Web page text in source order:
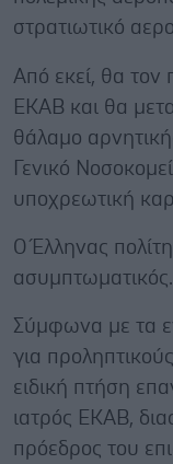
στρατιωτικό
Από εκεί, θα
ΕΚΑΒ και θα
θάλαμο
Γενικό
υποχρεωτική
Ο Έλληνας
ασυμπτωματικός.
Σύμφωνα με τα
για
ειδική πτήση
ιατρός ΕΚΑΒ,
πρόεδρος του